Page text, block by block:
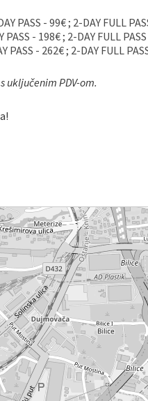
PASS - 99€ ; 2-DAY FULL
PASS - 198€ ; 2-DAY FULL
PASS - 262€ ; 2-DAY FULL
uključenim PDV-om.